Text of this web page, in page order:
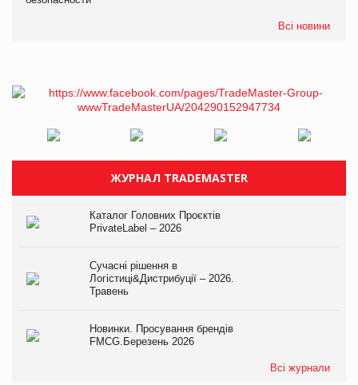
Всі новини
ЖУРНАЛ TRADEMASTER
Каталог Головних Проєктів
PrivateLabel – 2026
Сучасні рішення в
Логістиці&Дистрибуції – 2026.
Травень
Новинки. Просування брендів
FMCG.Березень 2026
Всі журнали